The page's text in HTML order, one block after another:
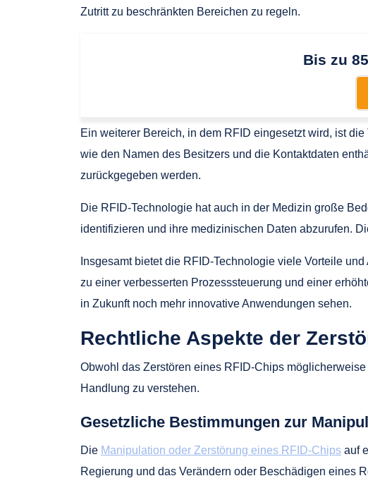
Zutritt zu beschränkten Bereichen zu regeln.
Bis zu
Ein weiterer Bereich, in dem RFID eingesetzt wird, ist
wie den Namen des Besitzers und die Kontaktdaten
zurückgegeben werden.
Die RFID-Technologie hat auch in der Medizin große
identifizieren und ihre medizinischen Daten abzurufen.
Insgesamt bietet die RFID-Technologie viele Vorteile
zu einer verbesserten Prozesssteuerung und einer
in Zukunft noch mehr innovative Anwendungen sehen.
Rechtliche Aspekte der
Obwohl das Zerstören eines RFID-Chips
Handlung zu verstehen.
Gesetzliche Bestimmungen zur
Die Manipulation oder Zerstörung eines RFID-Chips auf
Regierung und das Verändern oder Beschädigen eines